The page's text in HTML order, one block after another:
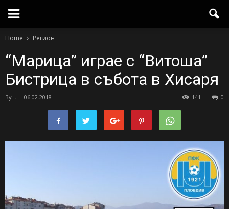
Home Регион
“Марица” играе с “Витоша”
Бистрица в събота в Хисаря
By . - 06.02.2018 0
141